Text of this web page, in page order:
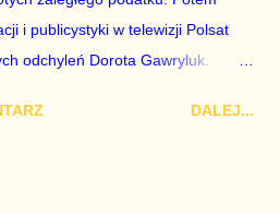
i publicystyki w telewizji Polsat
odchyleń Dorota Gawryluk.
żona agenta SB, który jest obecnie
DALEJ...